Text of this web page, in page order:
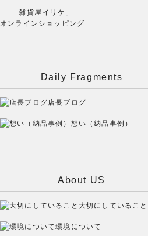
「雑貨屋イリケ」
オンラインショッピング
Daily Fragments
店長ブログ
想い（納品事例）
About US
大切にしていること
環境について